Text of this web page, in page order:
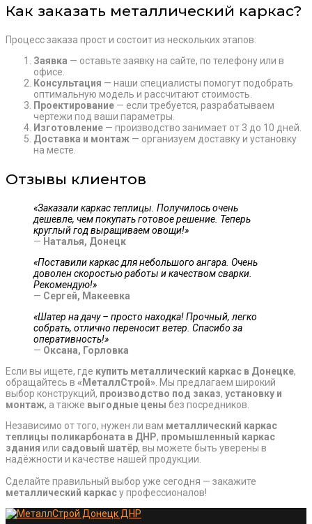
Как заказать металлический каркас?
Процесс заказа прост и состоит из нескольких этапов:
Заявка — оставьте заявку на сайте, по телефону или в
офисе.
Консультация — наши специалисты помогут подобрать
оптимальную модель и рассчитают стоимость.
Проектирование — если требуется, разрабатываем
чертежи под ваши параметры.
Изготовление — производство занимает от 3 до 10 дней.
Доставка и монтаж — организуем доставку и установку
на месте.
Отзывы клиентов
«Заказали каркас теплицы. Получилось очень
дешевле, чем покупать готовое решение. Теперь
круглый год выращиваем овощи!»
— Наталья, Донецк
«Поставили каркас для небольшого ангара. Очень
доволен скоростью работы и качеством сварки.
Рекомендую!»
— Сергей, Макеевка
«Шатер на дачу – просто находка! Прочный, легко
собрать, отлично переносит ветер. Спасибо за
оперативность!»
— Оксана, Горловка
Если вы ищете, где купить металлический каркас в Донецке,
обращайтесь в «МеталлСтрой» . Мы предлагаем широкий
выбор конструкций, производство под заказ, установку и
монтаж, а также выгодные цены без посредников.
Независимо от того, нужен ли вам металлический каркас
теплицы поликарбоната в ДНР, промышленный каркас
здания или садовый шатёр, вы можете быть уверены в
надёжности и качестве нашей продукции.
Сделайте правильный выбор уже сегодня — закажите
металлический каркасу профессионалов!